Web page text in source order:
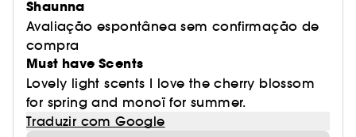
Shaunna
Avaliação espontânea sem confirmação de
compra
Must have Scents
Lovely light scents I love the cherry blossom
for spring and monoï for summer.
Traduzir com Google